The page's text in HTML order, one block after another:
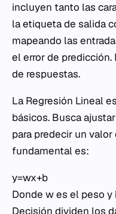
incluyen tanto las
la etiqueta de salida
mapeando las
el error de
de respuestas.
La Regresión Lineal
básicos. Busca
para predecir un
fundamental es:
y=wx+b
Donde wes el peso y
Decisión dividen los